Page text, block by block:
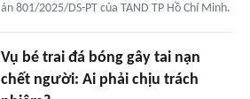
án 801/2025/DS-PT của TAND TP Hồ Chí Minh.
Vụ bé trai đá bóng gây tai nạn
chết người: Ai phải chịu trách